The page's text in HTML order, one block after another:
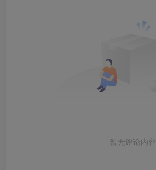
暂无评论内容